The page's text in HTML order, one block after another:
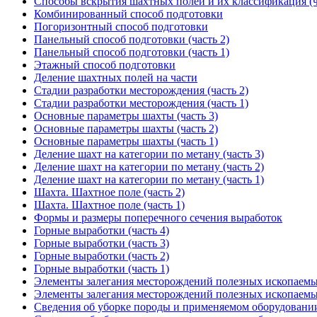
Комбинированный способ подготовки
Погоризонтный способ подготовки
Панельный способ подготовки (часть 2)
Панельный способ подготовки (часть 1)
Этажный способ подготовки
Деление шахтных полей на части
Стадии разработки месторождения (часть 2)
Стадии разработки месторождения (часть 1)
Основные параметры шахты (часть 3)
Основные параметры шахты (часть 2)
Основные параметры шахты (часть 1)
Деление шахт на категории по метану (часть 3)
Деление шахт на категории по метану (часть 2)
Деление шахт на категории по метану (часть 1)
Шахта. Шахтное поле (часть 2)
Шахта. Шахтное поле (часть 1)
Формы и размеры поперечного сечения выработок
Горные выработки (часть 4)
Горные выработки (часть 3)
Горные выработки (часть 2)
Горные выработки (часть 1)
Элементы залегания месторождений полезных
Элементы залегания месторождений полезных
Сведения об уборке породы и применяемом